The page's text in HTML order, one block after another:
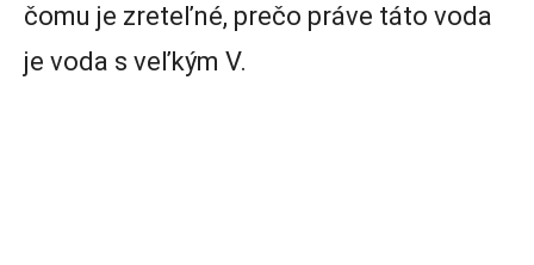
čomu je zreteľné, prečo práve táto voda
je voda s veľkým V.